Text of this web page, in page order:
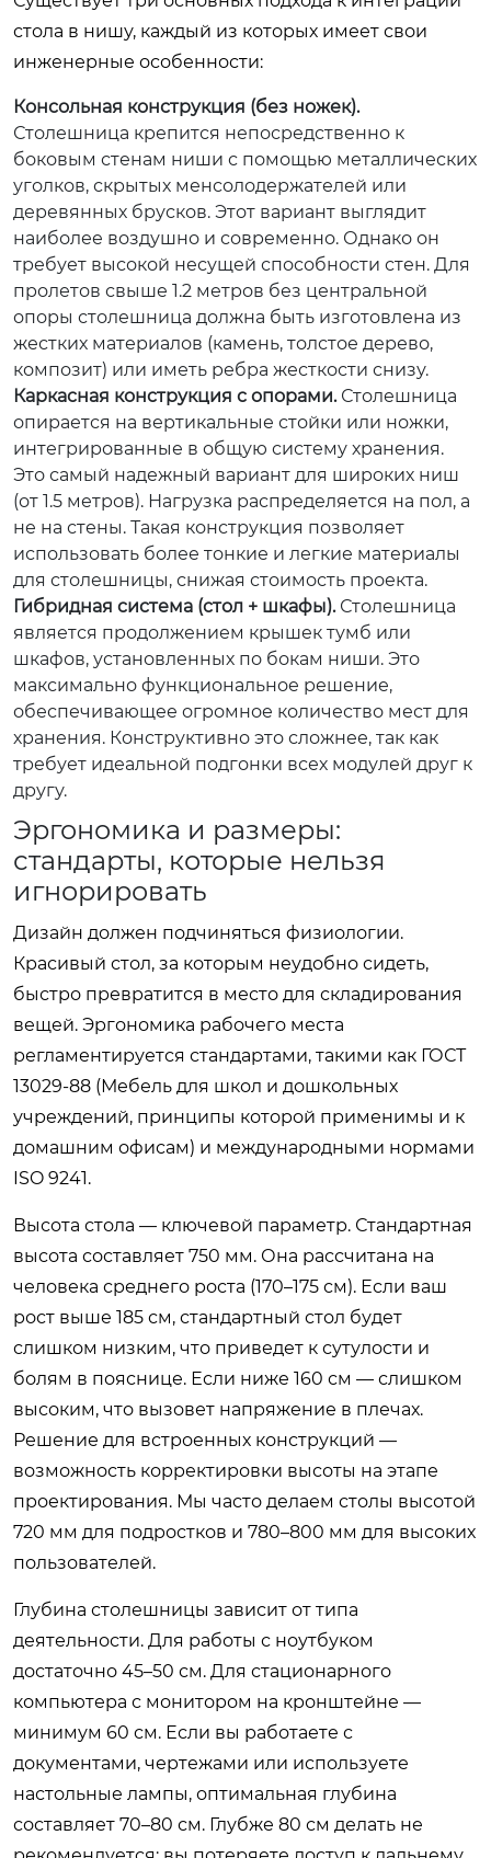
стола в нишу, каждый из которых имеет свои
инженерные особенности:
Консольная конструкция (без ножек).
Столешница крепится непосредственно к
боковым стенам ниши с помощью металлических
уголков, скрытых менсолодержателей или
деревянных брусков. Этот вариант выглядит
наиболее воздушно и современно. Однако он
требует высокой несущей способности стен. Для
пролетов свыше 1.2 метров без центральной
опоры столешница должна быть изготовлена из
жестких материалов (камень, толстое дерево,
композит) или иметь ребра жесткости снизу.
Каркасная конструкция с опорами.Столешница
опирается на вертикальные стойки или ножки,
интегрированные в общую систему хранения.
Это самый надежный вариант для широких ниш
(от 1.5 метров). Нагрузка распределяется на пол, а
не на стены. Такая конструкция позволяет
использовать более тонкие и легкие материалы
для столешницы, снижая стоимость проекта.
Гибридная система (стол + шкафы).Столешница
является продолжением крышек тумб или
шкафов, установленных по бокам ниши. Это
максимально функциональное решение,
обеспечивающее огромное количество мест для
хранения. Конструктивно это сложнее, так как
требует идеальной подгонки всех модулей друг к
другу.
Эргономика и размеры:
стандарты, которые нельзя
игнорировать
Дизайн должен подчиняться физиологии.
Красивый стол, за которым неудобно сидеть,
быстро превратится в место для складирования
вещей. Эргономика рабочего места
регламентируется стандартами, такими как ГОСТ
13029-88 (Мебель для школ и дошкольных
учреждений, принципы которой применимы и к
домашним офисам) и международными нормами
ISO 9241.
Высота стола — ключевой параметр. Стандартная
высота составляет 750 мм. Она рассчитана на
человека среднего роста (170–175 см). Если ваш
рост выше 185 см, стандартный стол будет
слишком низким, что приведет к сутулости и
болям в пояснице. Если ниже 160 см — слишком
высоким, что вызовет напряжение в плечах.
Решение для встроенных конструкций —
возможность корректировки высоты на этапе
проектирования. Мы часто делаем столы высотой
720 мм для подростков и 780–800 мм для высоких
пользователей.
Глубина столешницы зависит от типа
деятельности. Для работы с ноутбуком
достаточно 45–50 см. Для стационарного
компьютера с монитором на кронштейне —
минимум 60 см. Если вы работаете с
документами, чертежами или используете
настольные лампы, оптимальная глубина
составляет 70–80 см. Глубже 80 см делать не